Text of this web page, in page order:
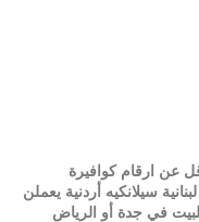
عن ارقام كوافيرة
سيلانكيه أردنية يعملن
في جدة أو الرياض